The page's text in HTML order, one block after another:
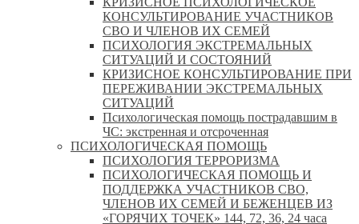
КОНСУЛЬТИРОВАНИЕ УЧАСТНИКОВ
СВО И ЧЛЕНОВ ИХ СЕМЕЙ
ПСИХОЛОГИЯ ЭКСТРЕМАЛЬНЫХ
СИТУАЦИЙ И СОСТОЯНИЙ
КРИЗИСНОЕ КОНСУЛЬТИРОВАНИЕ ПРИ
ПЕРЕЖИВАНИИ ЭКСТРЕМАЛЬНЫХ
СИТУАЦИЙ
Психологическая помощь пострадавшим в
ЧС: экстренная и отсроченная
ПСИХОЛОГИЧЕСКАЯ ПОМОЩЬ
ПСИХОЛОГИЯ ТЕРРОРИЗМА
ПСИХОЛОГИЧЕСКАЯ ПОМОЩЬ И
ПОДДЕРЖКА УЧАСТНИКОВ СВО,
ЧЛЕНОВ ИХ СЕМЕЙ И БЕЖЕНЦЕВ ИЗ
«ГОРЯЧИХ ТОЧЕК» 144, 72, 36, 24 часа